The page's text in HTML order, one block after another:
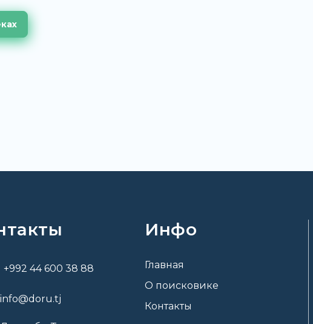
+992 44 600 38 88
info@doru.tj
Инфо
Главная
О поисковике
Контакты